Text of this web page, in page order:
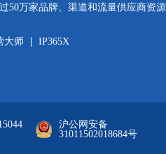
50万家品牌、渠道和流量供应商资
大师 IP365X
沪公网安备
31011502018684号